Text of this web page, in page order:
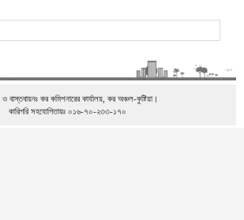
ও বাস্তবায়নঃ কর কমিশনারের কার্যালয়, কর অঞ্চল-কুষ্টিয়া।
কারিগরি সহযোগিতায়ঃ ০১৬-৭০-২৩৩-১৭০